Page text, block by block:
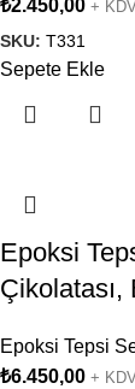
₺2.450,00 +
SKU: T331
Sepete Ekle
Epoksi
Epoksi Tepsi
₺6.450,00 +